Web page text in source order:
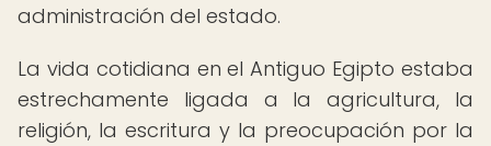
administración del estado.
La vida cotidiana en el Antiguo Egipto estaba
estrechamente ligada a la agricultura, la
religión, la escritura y la preocupación por la